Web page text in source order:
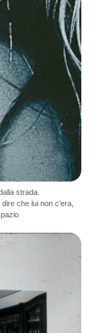
strada.
che lui non c’era,